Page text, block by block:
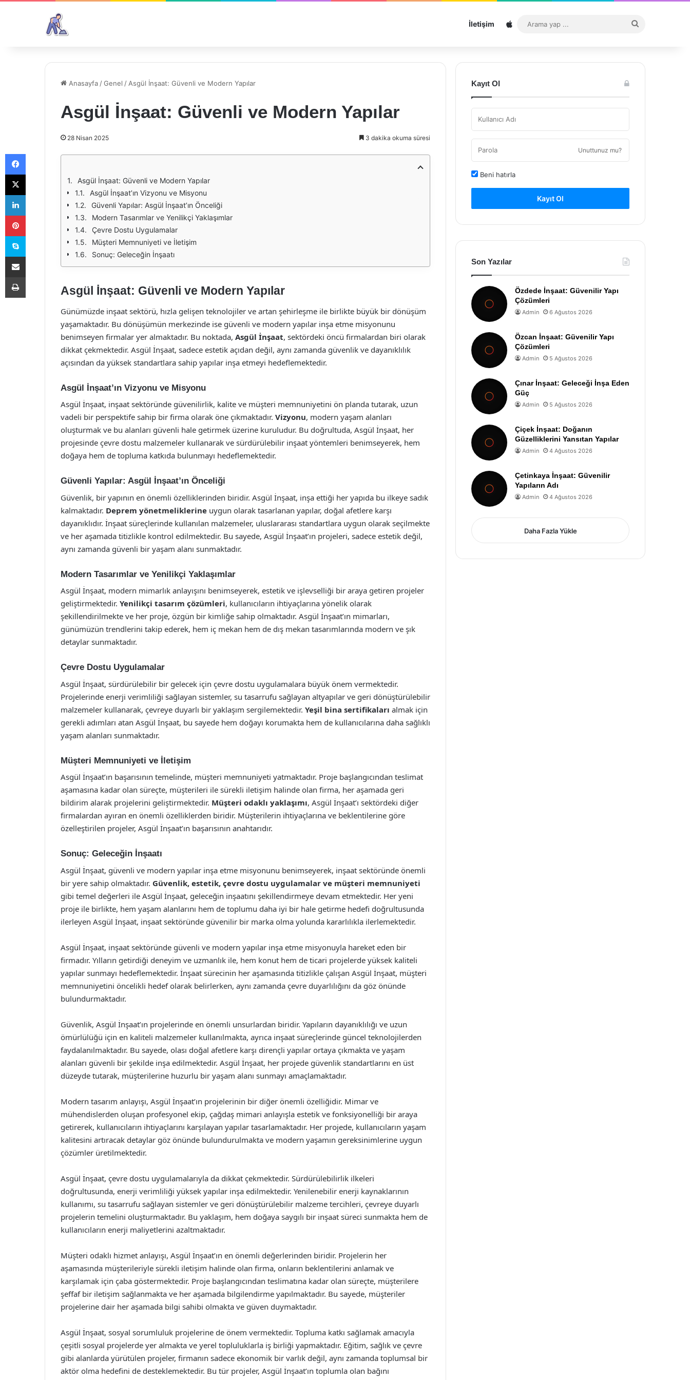
İletişim Sitemap
...
Anasayfa /Genel / Asgül İnşaat: Güvenli ve Modern Yapılar
Asgül İnşaat: Güvenli ve Modern Yapılar
28 Nisan 2025 3 dakika okuma süresi
Asgül İnşaat: Güvenli ve Modern Yapılar
Asgül İnşaat’ın Vizyonu ve Misyonu
Güvenli Yapılar: Asgül İnşaat’ın Önceliği
Modern Tasarımlar ve Yenilikçi Yaklaşımlar
Çevre Dostu Uygulamalar
Müşteri Memnuniyeti ve İletişim
Sonuç: Geleceğin İnşaatı
Asgül İnşaat: Güvenli ve Modern Yapılar
Günümüzde inşaat sektörü, hızla gelişen teknolojiler ve artan şehirleşme ile birlikte büyük bir dönüşüm
yaşamaktadır. Bu dönüşümün merkezinde ise güvenli ve modern yapılar inşa etme misyonunu
benimseyen firmalar yer almaktadır. Bu noktada, Asgül İnşaat, sektördeki öncü firmalardan biri olarak
dikkat çekmektedir. Asgül İnşaat, sadece estetik açıdan değil, aynı zamanda güvenlik ve dayanıklılık
açısından da yüksek standartlara sahip yapılar inşa etmeyi hedeflemektedir.
Asgül İnşaat’ın Vizyonu ve Misyonu
Asgül İnşaat, inşaat sektöründe güvenilirlik, kalite ve müşteri memnuniyetini ön planda tutarak, uzun
vadeli bir perspektife sahip bir firma olarak öne çıkmaktadır. Vizyonu, modern yaşam alanları
oluşturmak ve bu alanları güvenli hale getirmek üzerine kuruludur. Bu doğrultuda, Asgül İnşaat, her
projesinde çevre dostu malzemeler kullanarak ve sürdürülebilir inşaat yöntemleri benimseyerek, hem
doğaya hem de topluma katkıda bulunmayı hedeflemektedir.
Güvenli Yapılar: Asgül İnşaat’ın Önceliği
Güvenlik, bir yapının en önemli özelliklerinden biridir. Asgül İnşaat, inşa ettiği her yapıda bu ilkeye sadık
kalmaktadır. Deprem yönetmeliklerine uygun olarak tasarlanan yapılar, doğal afetlere karşı
dayanıklıdır. İnşaat süreçlerinde kullanılan malzemeler, uluslararası standartlara uygun olarak seçilmekte
ve her aşamada titizlikle kontrol edilmektedir. Bu sayede, Asgül İnşaat’ın projeleri, sadece estetik değil,
aynı zamanda güvenli bir yaşam alanı sunmaktadır.
Modern Tasarımlar ve Yenilikçi Yaklaşımlar
Asgül İnşaat, modern mimarlık anlayışını benimseyerek, estetik ve işlevselliği bir araya getiren projeler
geliştirmektedir. Yenilikçi tasarım çözümleri, kullanıcıların ihtiyaçlarına yönelik olarak
şekillendirilmekte ve her proje, özgün bir kimliğe sahip olmaktadır. Asgül İnşaat’ın mimarları,
günümüzün trendlerini takip ederek, hem iç mekan hem de dış mekan tasarımlarında modern ve şık
detaylar sunmaktadır.
Çevre Dostu Uygulamalar
Asgül İnşaat, sürdürülebilir bir gelecek için çevre dostu uygulamalara büyük önem vermektedir.
Projelerinde enerji verimliliği sağlayan sistemler, su tasarrufu sağlayan altyapılar ve geri dönüştürülebilir
malzemeler kullanarak, çevreye duyarlı bir yaklaşım sergilemektedir. Yeşil bina sertifikaları almak için
gerekli adımları atan Asgül İnşaat, bu sayede hem doğayı korumakta hem de kullanıcılarına daha sağlıklı
yaşam alanları sunmaktadır.
Müşteri Memnuniyeti ve İletişim
Asgül İnşaat’ın başarısının temelinde, müşteri memnuniyeti yatmaktadır. Proje başlangıcından teslimat
aşamasına kadar olan süreçte, müşterileri ile sürekli iletişim halinde olan firma, her aşamada geri
bildirim alarak projelerini geliştirmektedir. Müşteri odaklı yaklaşımı, Asgül İnşaat’ı sektördeki diğer
firmalardan ayıran en önemli özelliklerden biridir. Müşterilerin ihtiyaçlarına ve beklentilerine göre
özelleştirilen projeler, Asgül İnşaat’ın başarısının anahtarıdır.
Sonuç: Geleceğin İnşaatı
Asgül İnşaat, güvenli ve modern yapılar inşa etme misyonunu benimseyerek, inşaat sektöründe önemli
bir yere sahip olmaktadır. Güvenlik, estetik, çevre dostu uygulamalar ve müşteri memnuniyeti
gibi temel değerleri ile Asgül İnşaat, geleceğin inşaatını şekillendirmeye devam etmektedir. Her yeni
proje ile birlikte, hem yaşam alanlarını hem de toplumu daha iyi bir hale getirme hedefi doğrultusunda
ilerleyen Asgül İnşaat, inşaat sektöründe güvenilir bir marka olma yolunda kararlılıkla ilerlemektedir.
Asgül İnşaat, inşaat sektöründe güvenli ve modern yapılar inşa etme misyonuyla hareket eden bir
firmadır. Yılların getirdiği deneyim ve uzmanlık ile, hem konut hem de ticari projelerde yüksek kaliteli
yapılar sunmayı hedeflemektedir. İnşaat sürecinin her aşamasında titizlikle çalışan Asgül İnşaat, müşteri
memnuniyetini öncelikli hedef olarak belirlerken, aynı zamanda çevre duyarlılığını da göz önünde
bulundurmaktadır.
Güvenlik, Asgül İnşaat’ın projelerinde en önemli unsurlardan biridir. Yapıların dayanıklılığı ve uzun
ömürlülüğü için en kaliteli malzemeler kullanılmakta, ayrıca inşaat süreçlerinde güncel teknolojilerden
faydalanılmaktadır. Bu sayede, olası doğal afetlere karşı dirençli yapılar ortaya çıkmakta ve yaşam
alanları güvenli bir şekilde inşa edilmektedir. Asgül İnşaat, her projede güvenlik standartlarını en üst
düzeyde tutarak, müşterilerine huzurlu bir yaşam alanı sunmayı amaçlamaktadır.
Modern tasarım anlayışı, Asgül İnşaat’ın projelerinin bir diğer önemli özelliğidir. Mimar ve
mühendislerden oluşan profesyonel ekip, çağdaş mimari anlayışla estetik ve fonksiyonelliği bir araya
getirerek, kullanıcıların ihtiyaçlarını karşılayan yapılar tasarlamaktadır. Her projede, kullanıcıların yaşam
kalitesini artıracak detaylar göz önünde bulundurulmakta ve modern yaşamın gereksinimlerine uygun
çözümler üretilmektedir.
Asgül İnşaat, çevre dostu uygulamalarıyla da dikkat çekmektedir. Sürdürülebilirlik ilkeleri
doğrultusunda, enerji verimliliği yüksek yapılar inşa edilmektedir. Yenilenebilir enerji kaynaklarının
kullanımı, su tasarrufu sağlayan sistemler ve geri dönüştürülebilir malzeme tercihleri, çevreye duyarlı
projelerin temelini oluşturmaktadır. Bu yaklaşım, hem doğaya saygılı bir inşaat süreci sunmakta hem de
kullanıcıların enerji maliyetlerini azaltmaktadır.
Müşteri odaklı hizmet anlayışı, Asgül İnşaat’ın en önemli değerlerinden biridir. Projelerin her
aşamasında müşterileriyle sürekli iletişim halinde olan firma, onların beklentilerini anlamak ve
karşılamak için çaba göstermektedir. Proje başlangıcından teslimatına kadar olan süreçte, müşterilere
şeffaf bir iletişim sağlanmakta ve her aşamada bilgilendirme yapılmaktadır. Bu sayede, müşteriler
projelerine dair her aşamada bilgi sahibi olmakta ve güven duymaktadır.
Asgül İnşaat, sosyal sorumluluk projelerine de önem vermektedir. Topluma katkı sağlamak amacıyla
çeşitli sosyal projelerde yer almakta ve yerel topluluklarla iş birliği yapmaktadır. Eğitim, sağlık ve çevre
gibi alanlarda yürütülen projeler, firmanın sadece ekonomik bir varlık değil, aynı zamanda toplumsal bir
aktör olma hedefini de desteklemektedir. Bu tür projeler, Asgül İnşaat’ın toplumla olan bağını
Kayıt Ol
Unuttunuz mu?
Beni hatırla
Kayıt Ol
Son Yazılar
Özdede İnşaat: Güvenilir Yapı
Çözümleri
Admin 6 Ağustos 2026
Özcan İnşaat: Güvenilir Yapı
Çözümleri
Admin 5 Ağustos 2026
Çınar İnşaat: Geleceği İnşa Eden
Güç
Admin 5 Ağustos 2026
Çiçek İnşaat: Doğanın
Güzelliklerini Yansıtan Yapılar
Admin 4 Ağustos 2026
Çetinkaya İnşaat: Güvenilir
Yapıların Adı
Admin 4 Ağustos 2026
Daha Fazla Yükle
Facebook
X
LinkedIn
Pinterest
Skype
E-Posta ile paylaş